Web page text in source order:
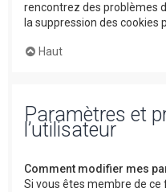
rencontrez des problèmes
la suppression des cookies
Haut
Paramètres et
l’utilisateur
Comment modifier mes
Si vous êtes membre de